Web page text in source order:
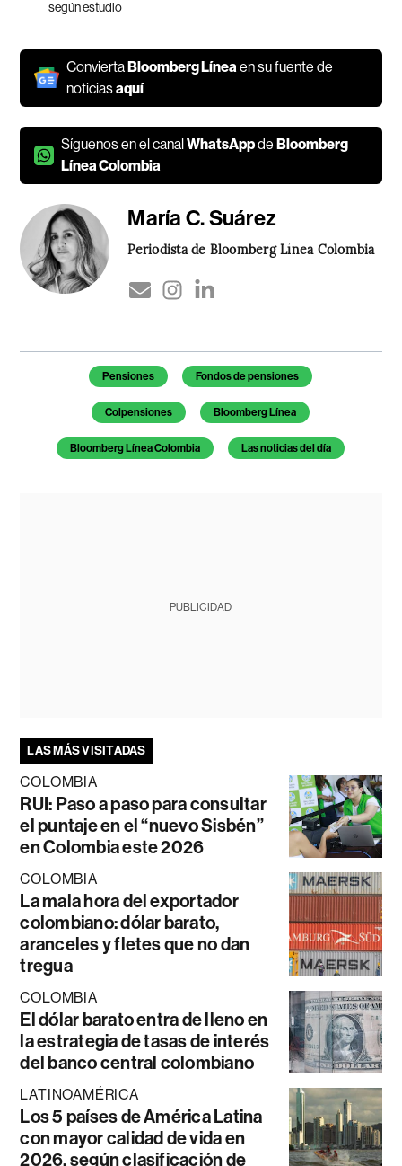
según estudio
ConviertaBloomberg Línea en su fuente de
noticiasaquí
Síguenos en el canalWhatsAppdeBloomberg
Línea Colombia
María C. Suárez
Periodista de Bloomberg Línea Colombia
Temas de este artículo
Pensiones Fondos de pensiones
Colpensiones Bloomberg Línea
Bloomberg Línea Colombia Las noticias del día
PUBLICIDAD
LAS MÁS VISITADAS
COLOMBIA
RUI: Paso a paso para consultar
el puntaje en el “nuevo Sisbén”
en Colombia este 2026
COLOMBIA
La mala hora del exportador
colombiano: dólar barato,
aranceles y fletes que no dan
tregua
COLOMBIA
El dólar barato entra de lleno en
la estrategia de tasas de interés
del banco central colombiano
LATINOAMÉRICA
Los 5 países de América Latina
con mayor calidad de vida en
2026, según clasificación de